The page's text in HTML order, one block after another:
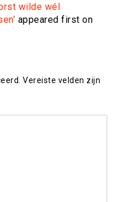
wilde wél
appeared first on
Vereiste velden zijn